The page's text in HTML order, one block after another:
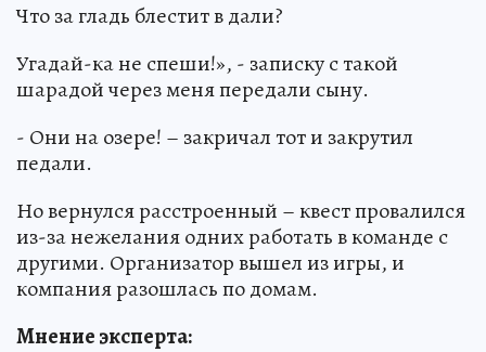
Что за гладь блестит в дали?
Угадай-ка не спеши!», - записку с такой
шарадой через меня передали сыну.
- Они на озере! – закричал тот и закрутил
педали.
Но вернулся расстроенный – квест провалился
из-за нежелания одних работать в команде с
другими. Организатор вышел из игры, и
компания разошлась по домам.
Мнение эксперта: